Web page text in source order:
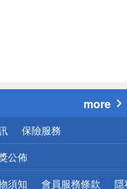
more
保險服務
公佈
須知 會員服務條款 隱